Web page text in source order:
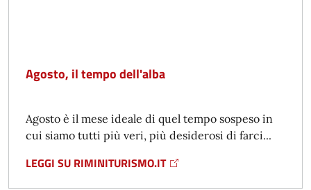
Agosto, il tempo dell'alba
Agosto è il mese ideale di quel tempo sospeso in
cui siamo tutti più veri, più desiderosi di farci...
LEGGI SU RIMINITURISMO.IT